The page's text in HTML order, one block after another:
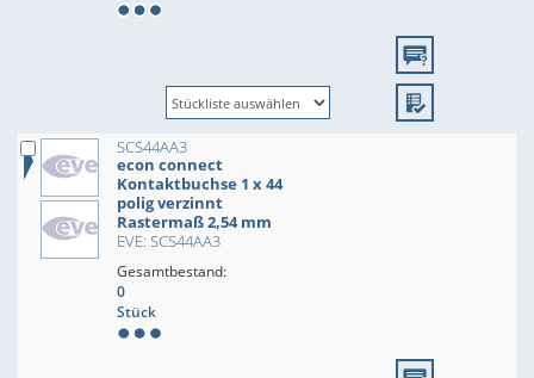
SCS44AA3
econ connect
Kontaktbuchse 1 x 44
polig verzinnt
Rastermaß 2,54 mm
EVE: SCS44AA3
Gesamtbestand:
0
Stück